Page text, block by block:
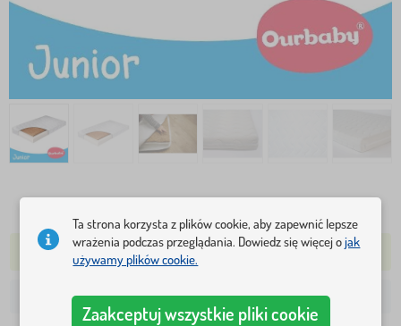
384,3 Zł 349,5 Zł
W MAGAZYNIE 2-5 SZTUK WYŚLEMY JUTRO
Wysyłka na Twój adres od:
Ta strona korzysta z plików cookie, aby zapewnić lepsze
wrażenia podczas przeglądania. Dowiedz się więcej ojak
używamy plików cookie.
Zaakceptuj wszystkie pliki cookie